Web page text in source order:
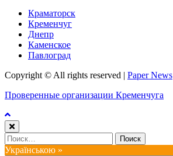
Краматорск
Кременчуг
Днепр
Каменское
Павлоград
Copyright © All rights reserved
Paper News
Проверенные организации Кременчуга
Найти:
Українською »